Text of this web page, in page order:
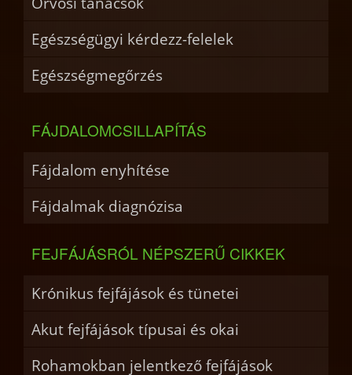
Egészségügyi kérdezz-felelek
Egészségmegőrzés
FÁJDALOMCSILLAPÍTÁS
Fájdalom enyhítése
Fájdalmak diagnózisa
FEJFÁJÁSRÓL NÉPSZERŰ CIKKEK
Krónikus fejfájások és tünetei
Akut fejfájások típusai és okai
Rohamokban jelentkező fejfájások